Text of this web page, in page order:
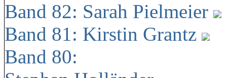
Band 82: Sarah Pielmeier
Band 81: Kirstin Grantz
Band 80: